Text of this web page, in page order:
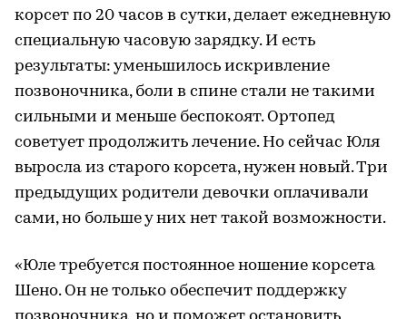
корсет по 20 часов в сутки, делает ежедневную
специальную часовую зарядку. И есть
результаты: уменьшилось искривление
позвоночника, боли в спине стали не такими
сильными и меньше беспокоят. Ортопед
советует продолжить лечение. Но сейчас Юля
выросла из старого корсета, нужен новый. Три
предыдущих родители девочки оплачивали
сами, но больше у них нет такой возможности.
«Юле требуется постоянное ношение корсета
Шено. Он не только обеспечит поддержку